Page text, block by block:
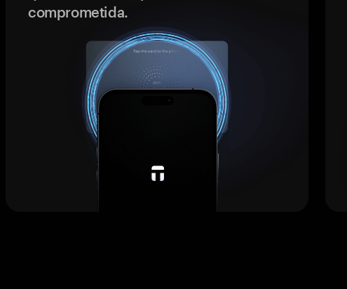
comprometida.